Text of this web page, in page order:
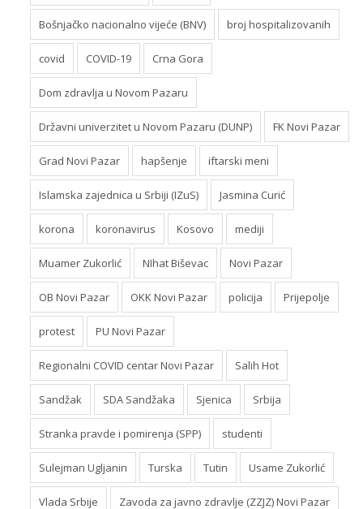
Bošnjačko nacionalno vijeće (BNV) broj hospitalizovanih
covid COVID-19 Crna Gora
Dom zdravlja u Novom Pazaru
Državni univerzitet u Novom Pazaru (DUNP) FK Novi Pazar
Grad Novi Pazar hapšenje iftarski meni
Islamska zajednica u Srbiji (IZuS) Jasmina Curić
korona koronavirus Kosovo mediji
Muamer Zukorlić NIhat Biševac Novi Pazar
OB Novi Pazar OKK Novi Pazar policija Prijepolje
protest PU Novi Pazar
Regionalni COVID centar Novi Pazar Salih Hot
Sandžak SDA Sandžaka Sjenica Srbija
Stranka pravde i pomirenja (SPP) studenti
Sulejman Ugljanin Turska Tutin Usame Zukorlić
Vlada Srbije Zavoda za javno zdravlje (ZZJZ) Novi Pazar